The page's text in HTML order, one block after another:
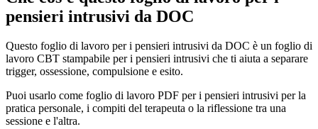
pensieri intrusivi da DOC
Questo foglio di lavoro per i pensieri intrusivi da DOC è un foglio di
lavoro CBT stampabile per i pensieri intrusivi che ti aiuta a separare
trigger, ossessione, compulsione e esito.
Puoi usarlo come foglio di lavoro PDF per i pensieri intrusivi per la
pratica personale, i compiti del terapeuta o la riflessione tra una
sessione e l'altra.